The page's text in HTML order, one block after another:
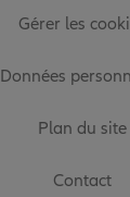
Gérer les
Données
Plan du site
Contact